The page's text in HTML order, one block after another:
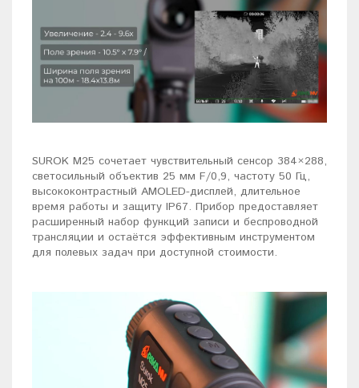
SUROK M25 сочетает чувствительный сенсор 384×288,
светосильный объектив 25 мм F/0,9, частоту 50 Гц,
высококонтрастный AMOLED-дисплей, длительное
время работы и защиту IP67. Прибор предоставляет
расширенный набор функций записи и беспроводной
трансляции и остаётся эффективным инструментом
для полевых задач при доступной стоимости.